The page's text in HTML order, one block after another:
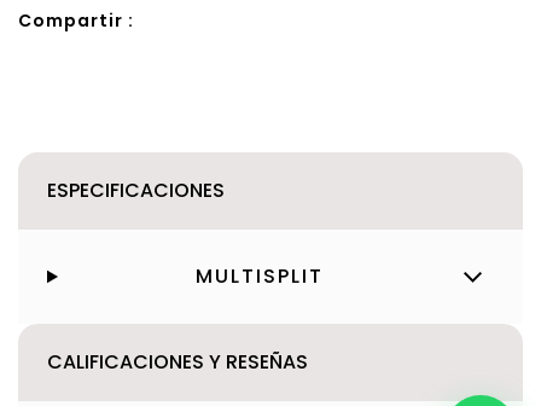
Compartir :
ESPECIFICACIONES
MULTISPLIT
CALIFICACIONES Y RESEÑAS